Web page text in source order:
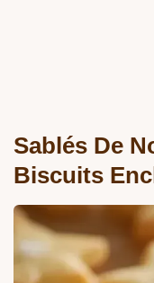
Sablés De
Biscuits